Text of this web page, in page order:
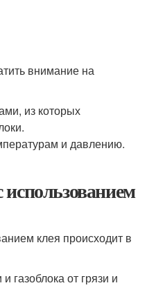
внимание на
из которых
и давлению.
клея происходит в
газоблока от грязи и